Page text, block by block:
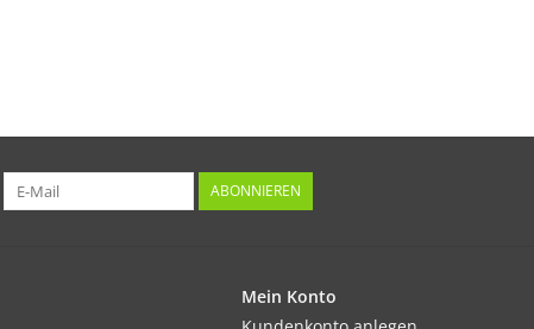
ABONNIEREN
Mein Konto